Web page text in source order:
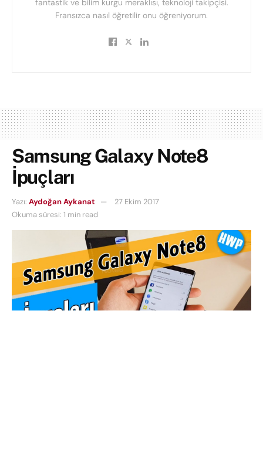
fantastik ve bilim kurgu meraklısı, teknoloji takipçisi.
Fransızca nasıl öğretilir onu öğreniyorum.
Samsung Galaxy Note8
İpuçları
Yazı: Aydoğan Aykanat
27 Ekim 2017
Okuma süresi: 1 min read